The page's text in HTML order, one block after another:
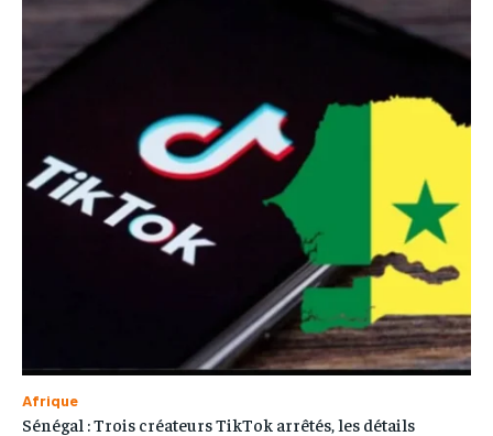
Afrique
Sénégal : Trois créateurs TikTok arrêtés, les détails